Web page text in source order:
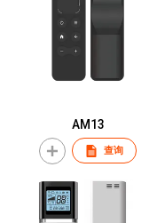
AM13
查询